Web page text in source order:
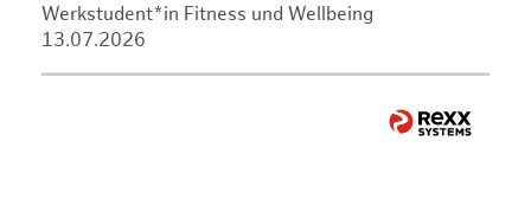
Werkstudent*in Fitness und Wellbeing
13.07.2026